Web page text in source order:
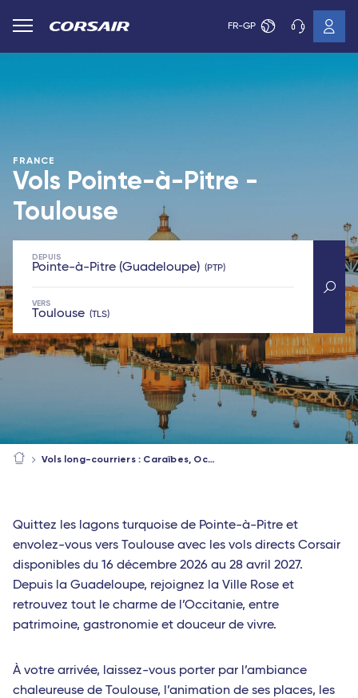
FR-GP
FRANCE
Vols Pointe-à-Pitre -
Toulouse
DEPUIS
Pointe-à-Pitre (Guadeloupe) PTP
VERS
Toulouse TLS
Vols long-courriers : Caraïbes, Océan Indien, Afrique
Quittez les lagons turquoise de Pointe-à-Pitre et
envolez-vous vers Toulouse avec les vols directs Corsair
disponibles du 16 décembre 2026 au 28 avril 2027.
Depuis la Guadeloupe, rejoignez la Ville Rose et
retrouvez tout le charme de l’Occitanie, entre
patrimoine, gastronomie et douceur de vivre.
À votre arrivée, laissez-vous porter par l’ambiance
chaleureuse de Toulouse, l’animation de ses places, les